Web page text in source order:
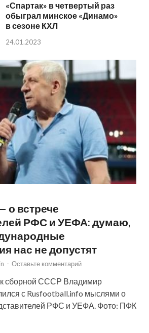
«Спартак» в четвертый раз
обыграл минское «Динамо»
в сезоне КХЛ
24.01.2023
о встрече
РФС и УЕФА: думаю,
нас не допустят
- Оставьте комментарий
сборной СССР Владимир
с Rusfootball.info мыслями о
РФС и УЕФА. Фото: ПФК